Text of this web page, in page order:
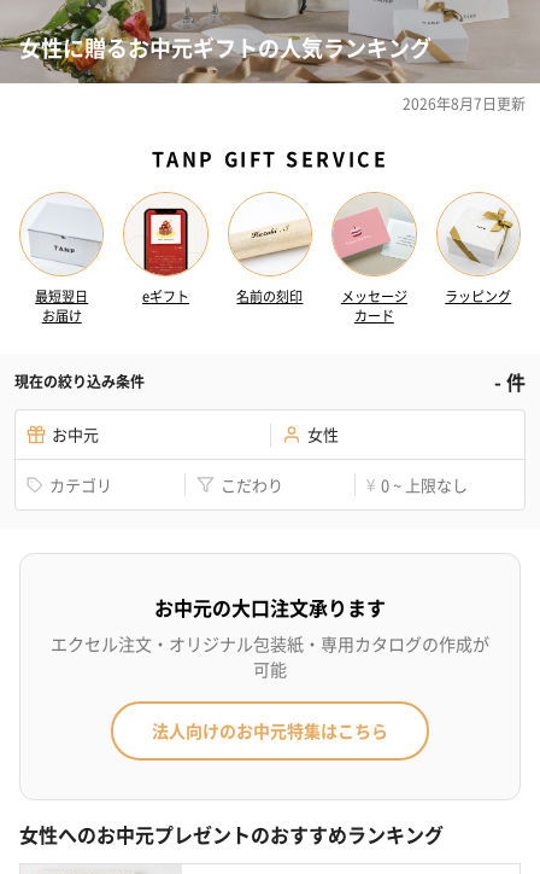
女性に贈るお中元ギフトの人気ランキング
2026年8月7日更新
TANP GIFT SERVICE
最短翌日
お届け
eギフト 名前の刻印
メッセージ
カード
ラッピング
現在の絞り込み条件 -件
お中元 女性
カテゴリ こだわり ¥ 0 ~ 上限なし
お中元の大口注文承ります
エクセル注文・オリジナル包装紙・専用カタログの作成が
可能
法人向けのお中元特集はこちら
女性へのお中元プレゼントのおすすめランキング